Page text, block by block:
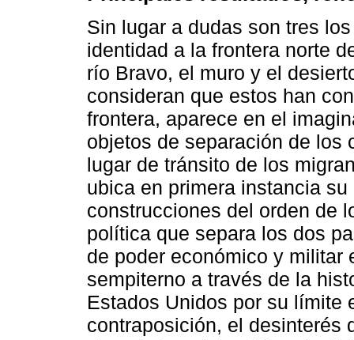
Sin lugar a dudas son tres
identidad a la frontera norte
río Bravo, el muro y el
consideran que estos han
frontera, aparece en el
objetos de separación de los
lugar de tránsito de los
ubica en primera instancia
construcciones del orden de
política que separa los dos
de poder económico y militar
sempiterno a través de la
Estados Unidos por su límite
contraposición, el desinterés